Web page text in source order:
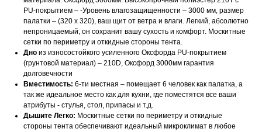
PU-покрытием – -Уровень влагозащищенности – 3000 мм, размер
палатки – (320 х 320), ваш щит от ветра и влаги. Легкий, абсолютно
непроницаемый, он сохранит вашу сухость и комфорт. Москитные
сетки по периметру и откидные стороны тента.
Дно из износостойкого усиленного Оксфорда PU-покрытием
(грунтовой материал) – 210D, Оксфорд 3000мм гарантия
долговечности
Вместимость: 6-ти местная – помещает 6 человек как палатка, а
так же идеальное место как для кухни, где поместятся все ваши
атрибуты - стулья, стол, припасы и т.д.
Дышите Легко: Москитные сетки по периметру и откидные
стороны тента обеспечивают идеальный микроклимат в любое